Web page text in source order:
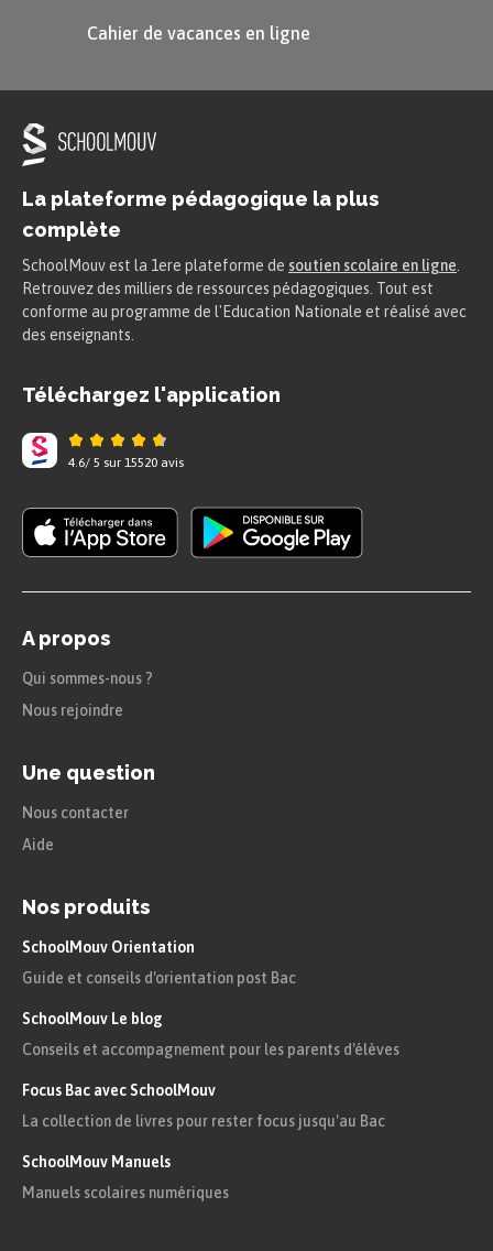
Cahier de vacances en ligne
La plateforme pédagogique la plus
complète
SchoolMouv est la 1ere plateforme de soutien scolaire en ligne
Retrouvez des milliers de ressources pédagogiques. Tout est
conforme au programme de l'Education Nationale et réalisé avec
des enseignants.
Téléchargez l'application
4.6/ 5 sur 15520 avis
A propos
Qui sommes-nous ?
Nous rejoindre
Une question
Nous contacter
Aide
Nos produits
SchoolMouv Orientation
Guide et conseils d'orientation post Bac
SchoolMouv Le blog
Conseils et accompagnement pour les parents d'élèves
Focus Bac avec SchoolMouv
La collection de livres pour rester focus jusqu'au Bac
SchoolMouv Manuels
Manuels scolaires numériques